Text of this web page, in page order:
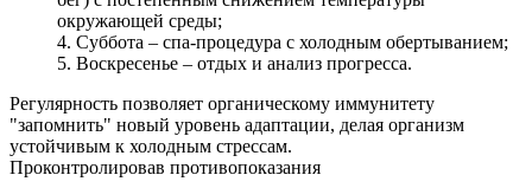
окружающей среды;
Суббота – спа-процедура с холодным обертыванием;
Воскресенье – отдых и анализ прогресса.
Регулярность позволяет органическому иммунитету
"запомнить" новый уровень адаптации, делая организм
устойчивым к холодным стрессам.
Проконтролировав противопоказания